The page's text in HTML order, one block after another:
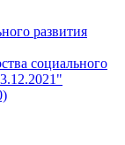
развития
социального